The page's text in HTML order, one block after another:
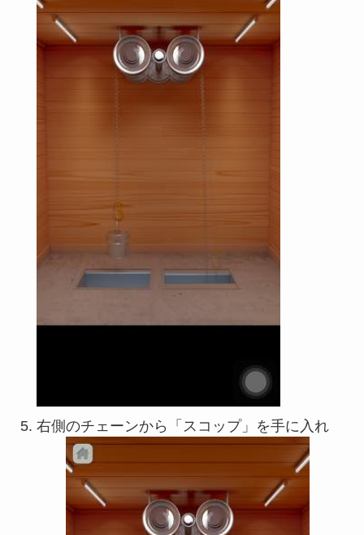
右側のチェーンから「スコップ」を手に入れ